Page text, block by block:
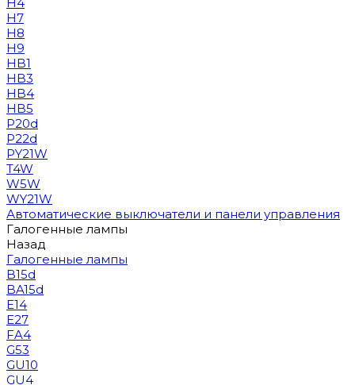
H7
H8
H9
HB1
HB3
HB4
HB5
P20d
P22d
PY21W
T4W
W5W
WY21W
Автоматические выключатели и панели управления
Галогенные лампы
Назад
Галогенные лампы
B15d
BA15d
E14
E27
FA4
G53
GU10
GU4